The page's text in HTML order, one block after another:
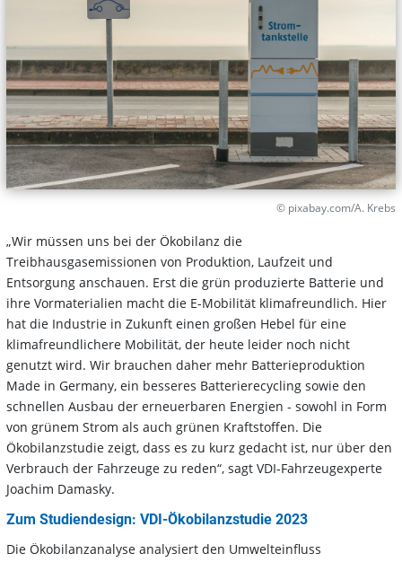
© pixabay.com/A. Krebs
„Wir müssen uns bei der Ökobilanz die
Treibhausgasemissionen von Produktion, Laufzeit und
Entsorgung anschauen. Erst die grün produzierte Batterie und
ihre Vormaterialien macht die E-Mobilität klimafreundlich. Hier
hat die Industrie in Zukunft einen großen Hebel für eine
klimafreundlichere Mobilität, der heute leider noch nicht
genutzt wird. Wir brauchen daher mehr Batterieproduktion
Made in Germany, ein besseres Batterierecycling sowie den
schnellen Ausbau der erneuerbaren Energien - sowohl in Form
von grünem Strom als auch grünen Kraftstoffen. Die
Ökobilanzstudie zeigt, dass es zu kurz gedacht ist, nur über den
Verbrauch der Fahrzeuge zu reden“, sagt VDI-Fahrzeugexperte
Joachim Damasky.
Zum Studiendesign: VDI-Ökobilanzstudie 2023
Die Ökobilanzanalyse analysiert den Umwelteinfluss